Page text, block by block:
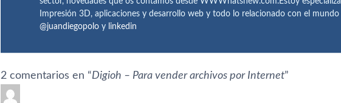
Impresión 3D, aplicaciones y desarrollo web y todo lo relacionado con el
@juandiegopolo y linkedin
2 comentarios en “Digioh – Para vender archivos por Internet”